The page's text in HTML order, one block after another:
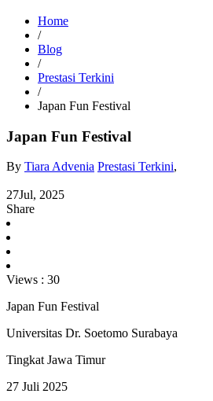
Home
/
Blog
/
Prestasi Terkini
/
Japan Fun Festival
Japan Fun Festival
By Tiara Advenia Prestasi Terkini,
27Jul, 2025
Share
Views : 30
Japan Fun Festival
Universitas Dr. Soetomo Surabaya
Tingkat Jawa Timur
27 Juli 2025